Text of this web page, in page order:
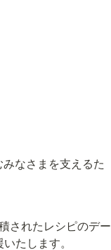
みなさまを支えるた
されたレシピのデー
たします。